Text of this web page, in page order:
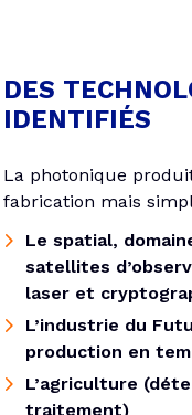
DES
IDENTIFIÉS
La photonique
fabrication mais
Le spatial,
satellites
laser et
L’industrie du
production en
L’agriculture
traitement)